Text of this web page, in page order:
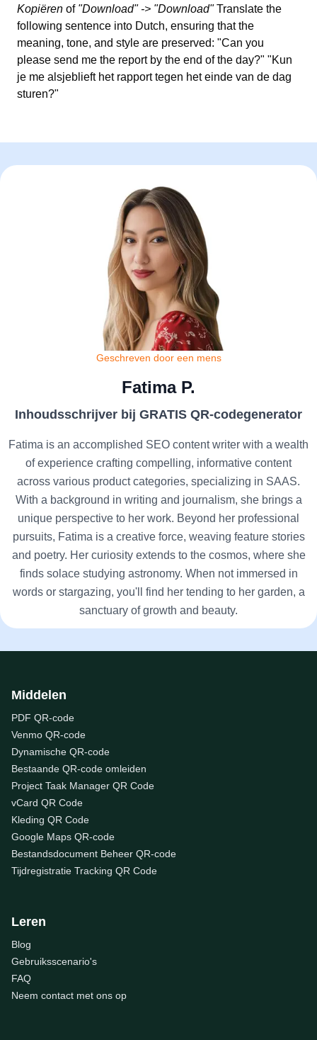
Kopiëren of "Download" -> "Download"Translate the
following sentence into Dutch, ensuring that the
meaning, tone, and style are preserved: "Can you
please send me the report by the end of the day?" "Kun
je me alsjeblieft het rapport tegen het einde van de dag
sturen?"
Geschreven door een mens
Fatima P.
Inhoudsschrijver bij GRATIS QR-codegenerator
Fatima is an accomplished SEO content writer with a wealth
of experience crafting compelling, informative content
across various product categories, specializing in SAAS.
With a background in writing and journalism, she brings a
unique perspective to her work. Beyond her professional
pursuits, Fatima is a creative force, weaving feature stories
and poetry. Her curiosity extends to the cosmos, where she
finds solace studying astronomy. When not immersed in
words or stargazing, you'll find her tending to her garden, a
sanctuary of growth and beauty.
Middelen
PDF QR-code
Venmo QR-code
Dynamische QR-code
Bestaande QR-code omleiden
Project Taak Manager QR Code
vCard QR Code
Kleding QR Code
Google Maps QR-code
Bestandsdocument Beheer QR-code
Tijdregistratie Tracking QR Code
Leren
Blog
Gebruiksscenario's
FAQ
Neem contact met ons op